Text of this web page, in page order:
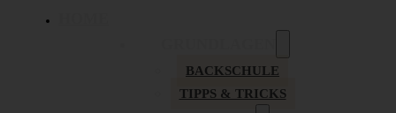
BACKSCHULE
TIPPS & TRICKS